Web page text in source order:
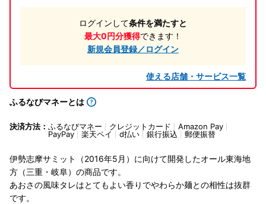
ログインして条件を満たすと
最大0円分獲得できます！
新規会員登録／ログイン
使える店舗・サービス一覧
ふるなびマネーとは
決済方法： ふるなびマネー クレジットカード
Amazon Pay
PayPay
楽天ペイ d払い 銀行振込 郵便振替
伊勢志摩サミット（2016年5月）に向けて開発したオール東海地
方（三重・岐阜）の商品です。
あおさの風味タレはとてもよい香りでやわらか麺との相性は抜群
です。